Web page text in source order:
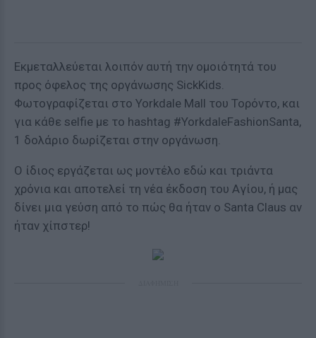
Eκμεταλλεύεται λοιπόν αυτή την ομοιότητά του
προς όφελος της οργάνωσης SickKids.
Φωτογραφίζεται στο Yorkdale Mall του Τορόντο, και
για κάθε selfie με το hashtag #YorkdaleFashionSanta,
1 δολάριο δωρίζεται στην οργάνωση.
Ο ίδιος εργάζεται ως μοντέλο εδώ και τριάντα
χρόνια και αποτελεί τη νέα έκδοση του Αγίου, ή μας
δίνει μια γεύση από το πώς θα ήταν ο Santa Claus αν
ήταν χίπστερ!